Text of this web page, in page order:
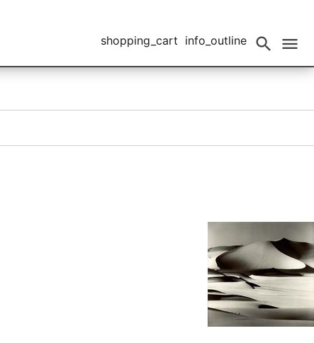
search
shopping_cart info_outline menu